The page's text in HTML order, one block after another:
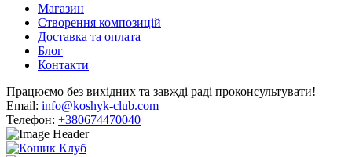
Магазин
Створення композицій
Доставка та оплата
Блог
Контакти
Працюємо без вихідних та завжді раді проконсультувати!
Email: info@koshyk-club.com
Телефон: +380674470040